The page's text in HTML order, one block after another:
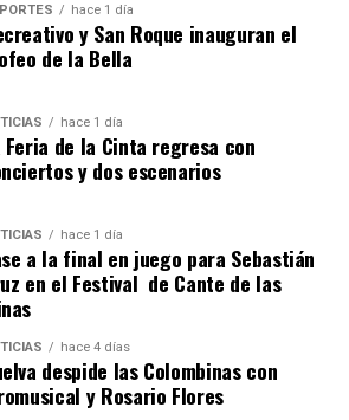
COLOMBINAS 2026
hace 1 día
y San Roque inauguran el
de la Bella
hace 1 día
Feria de la Cinta regresa con
y dos escenarios
hace 1 día
a la final en juego para Sebastián
en el Festival de Cante de las
hace 4 días
despide las Colombinas con
y Rosario Flores